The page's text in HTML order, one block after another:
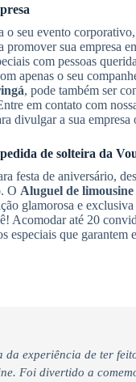
o seu evento
promover sua empresa
com pessoas
apenas o seu
, pode também ser
em contato com
divulgar a sua empresa
de solteira da
festa de aniversário,
O Aluguel de
glamorosa e
Acomodar até 20
que garantem
da experiência de ter
Foi divertido a